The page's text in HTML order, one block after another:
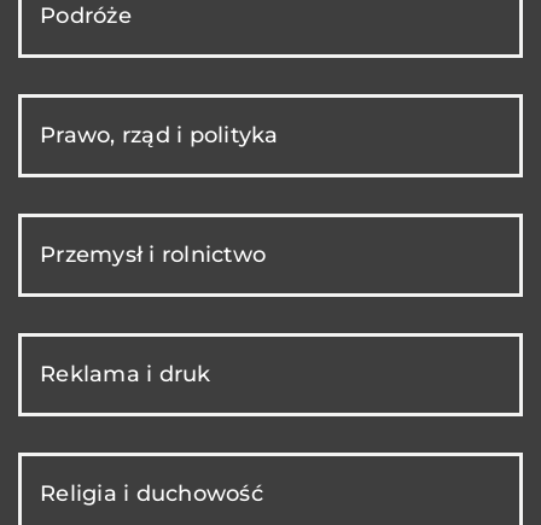
Podróże
Prawo, rząd i polityka
Przemysł i rolnictwo
Reklama i druk
Religia i duchowość